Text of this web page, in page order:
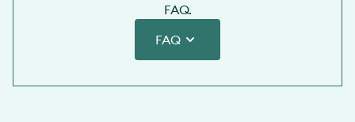
FAQ.
FAQ